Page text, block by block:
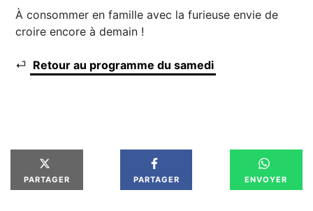
À consommer en famille avec la furieuse envie de
croire encore à demain !
⏎ Retour au programme du samedi
PARTAGER PARTAGER ENVOYER